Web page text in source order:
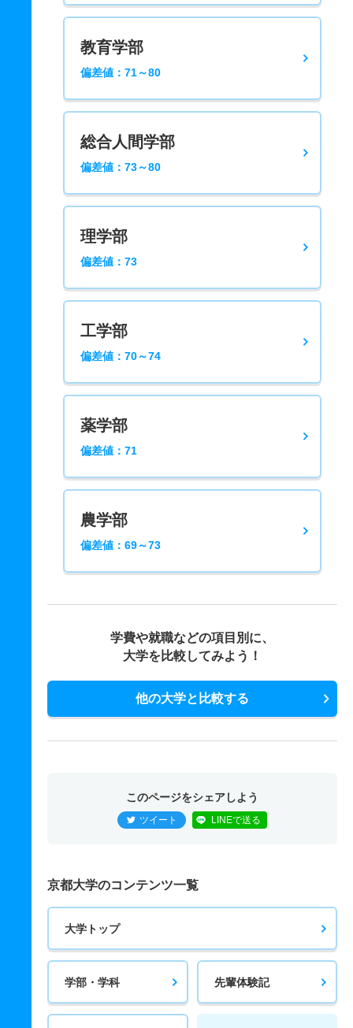
教育学部
偏差値：71～80
総合人間学部
偏差値：73～80
理学部
偏差値：73
工学部
偏差値：70～74
薬学部
偏差値：71
農学部
偏差値：69～73
学費や就職などの項目別に、
大学を比較してみよう！
他の大学と比較する
このページをシェアしよう
ツイート LINEで送る
京都大学のコンテンツ一覧
大学トップ
学部・学科 先輩体験記